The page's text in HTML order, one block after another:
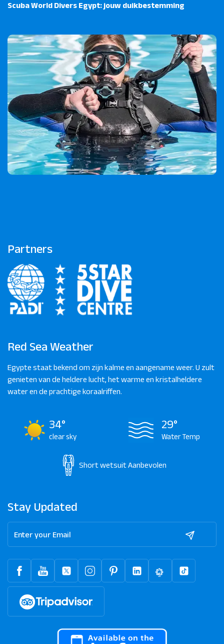
Scuba World Divers Egypt: jouw duikbestemming
Partners
Red Sea Weather
Egypte staat bekend om zijn kalme en aangename weer. U zult
genieten van de heldere lucht, het warme en kristalheldere
water en de prachtige koraalriffen.
34°
clear sky
29°
Water Temp
Short wetsuit Aanbevolen
Stay Updated